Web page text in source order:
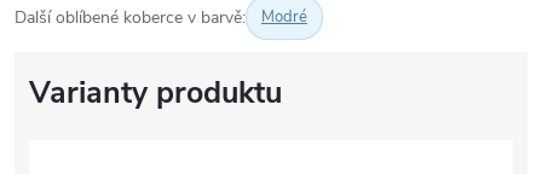
Další oblíbené koberce v barvě: Modré